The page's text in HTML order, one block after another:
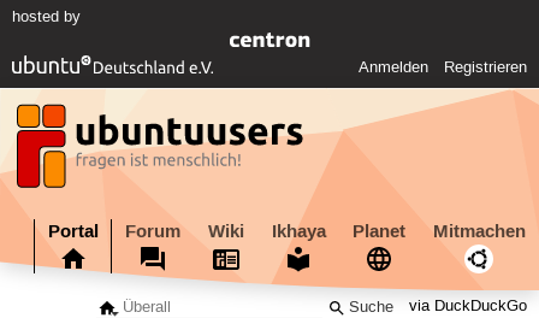
hosted by
Anmelden Registrieren
Portal Forum Wiki Ikhaya Planet Mitmachen
via DuckDuckGo